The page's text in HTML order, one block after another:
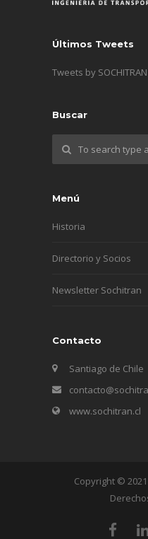
Últimos Tweets
Tweets by SOCHITRAN
Buscar
Menú
Historia
Directorio y Socios
Newsletter Sochitran
Contacto
Santiago de Chile
www.sochitran.cl
Copyright © 2021